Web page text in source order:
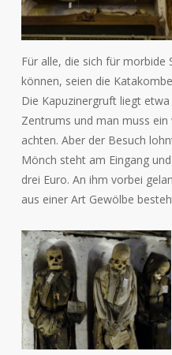
Für alle, die sich für morbide
können, seien die
Die Kapuzinergruft liegt
Zentrums und man muss
achten. Aber der Besuch
Mönch steht am Eingang
drei Euro. An ihm vorbei
aus einer Art Gewölbe